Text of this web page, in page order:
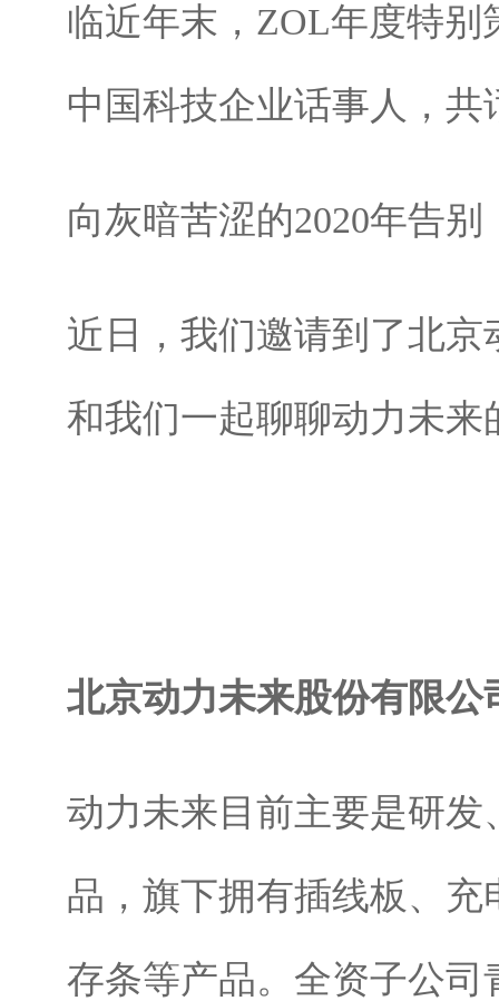
临近年末，ZOL年度特
中国科技企业话事人，共
向灰暗苦涩的2020年告
近日，我们邀请到了北
和我们一起聊聊动力未来
北京动力未来股份有限
动力未来目前主要是研
品，旗下拥有插线板、充
存条等产品。全资子公